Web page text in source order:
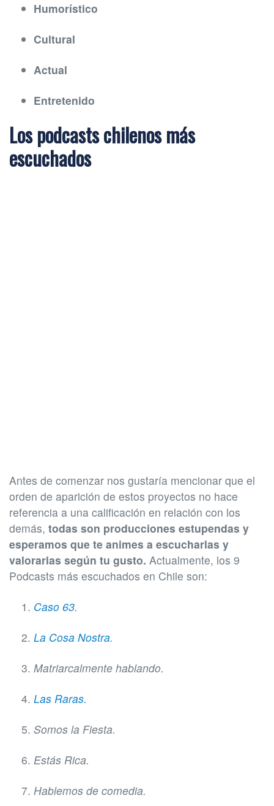
Humorístico
Cultural
Actual
Entretenido
Los podcasts chilenos más
escuchados
Antes de comenzar nos gustaría mencionar que el
orden de aparición de estos proyectos no hace
referencia a una calificación en relación con los
demás, todas son producciones estupendas y
esperamos que te animes a escucharlas y
valorarlas según tu gusto. Actualmente, los 9
Podcasts más escuchados en Chile son:
Caso 63.
La Cosa Nostra.
Matriarcalmente hablando.
Las Raras.
Somos la Fiesta.
Estás Rica.
Hablemos de comedia.